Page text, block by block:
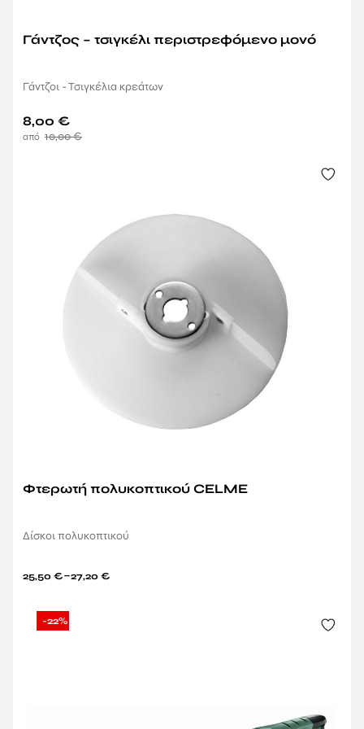
Γάντζος – τσιγκέλι περιστρεφόμενο μονό
Γάντζοι - Τσιγκέλια κρεάτων
10,00€
8,00 €
Φτερωτή πολυκοπτικού CELME
Δίσκοι πολυκοπτικού
25,50 €–27,20 €
-22%